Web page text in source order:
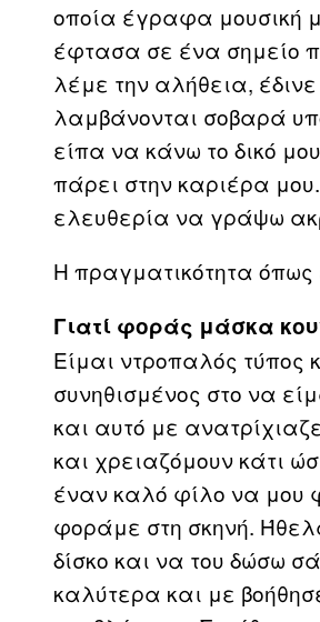
οποία έγραφα μουσική
έφτασα σε ένα σημείο
λέμε την αλήθεια,
λαμβάνονται σοβαρά
είπα να κάνω το δικό
πάρει στην καριέρα
ελευθερία να γράψω
Η πραγματικότητα
Γιατί φοράς μάσκα
Είμαι ντροπαλός τύπος
συνηθισμένος στο να
και αυτό με
και χρειαζόμουν κάτι
έναν καλό φίλο να μου
φοράμε στη σκηνή.
δίσκο και να του δώσω
καλύτερα και με